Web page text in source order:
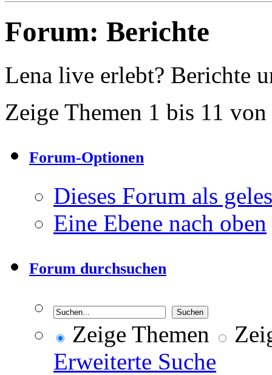
Forum: Berichte
Lena live erlebt? Berichte
Zeige Themen 1 bis 11 von
Forum-Optionen
Dieses Forum als
Eine Ebene nach oben
Forum durchsuchen
Zeige Themen
Erweiterte Suche